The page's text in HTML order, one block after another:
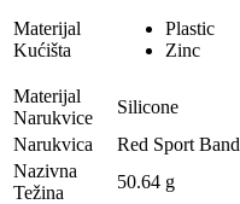
Materijal
Kućišta
Plastic
Zinc
Materijal
Narukvice
Silicone
Narukvica
Red Sport Band
Nazivna
Težina
50.64 g